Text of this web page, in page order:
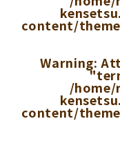
content/
Warning:
/
content/